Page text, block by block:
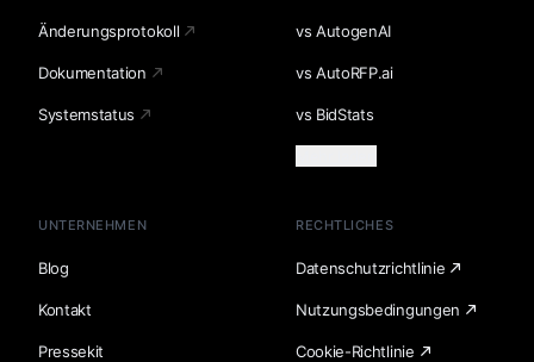
Änderungsprotokoll
Dokumentation
Systemstatus
vs AutogenAI
vs AutoRFP.ai
vs BidStats
UNTERNEHMEN
Blog
Kontakt
Pressekit
RECHTLICHES
Datenschutzrichtlinie
Nutzungsbedingungen
Cookie-Richtlinie